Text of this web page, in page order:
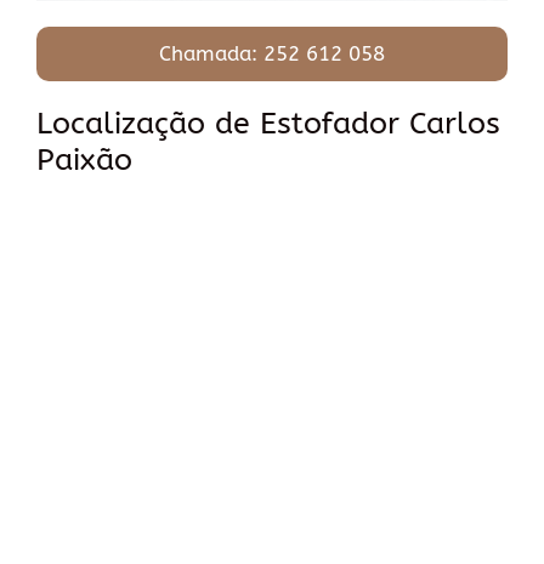
Chamada: 252 612 058
Localização de Estofador Carlos
Paixão